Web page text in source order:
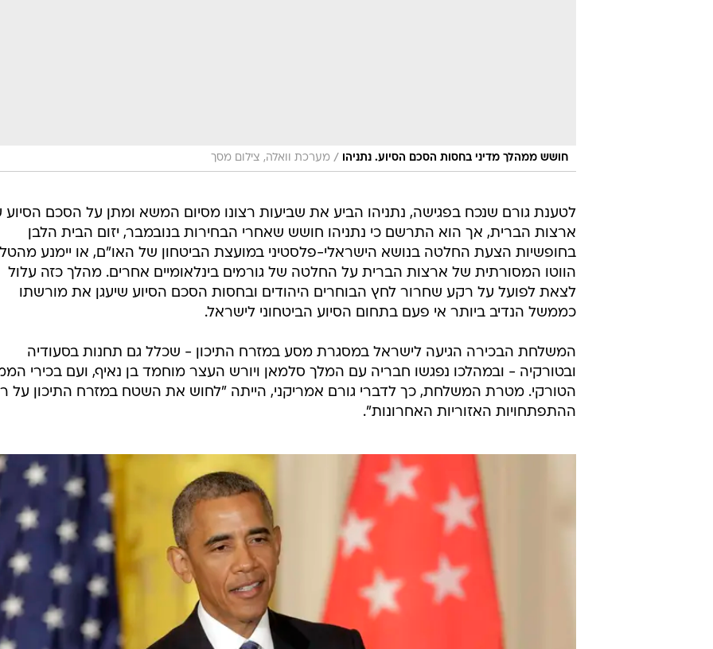
חושש ממהלך מדיני בחסות הסכם הסיוע. נתניהו / מערכת וואלה, צילום מסך
לטענת גורם שנכח בפגישה, נתניהו הביע את שביעות רצונו מסיום המשא ומתן על הסכם הסיוע
ארצות הברית, אך הוא התרשם כי נתניהו חושש שאחרי הבחירות בנובמבר, יזום הבית הלבן
בחופשיות הצעת החלטה בנושא הישראלי-פלסטיני במועצת הביטחון של האו"ם, או יימנע
הווטו המסורתית של ארצות הברית על החלטה של גורמים בינלאומיים אחרים. מהלך כזה עלול
לצאת לפועל על רקע שחרור לחץ הבוחרים היהודים ובחסות הסכם הסיוע שיעגן את מורשתו
כממשל הנדיב ביותר אי פעם בתחום הסיוע הביטחוני לישראל.
המשלחת הבכירה הגיעה לישראל במסגרת מסע במזרח התיכון - שכלל גם תחנות בסעודיה
ובטורקיה - ובמהלכו נפגשו חבריה עם המלך סלמאן ויורש העצר מוחמד בן נאיף, ועם בכירי
הטורקי. מטרת המשלחת, כך לדברי גורם אמריקני, הייתה "לחוש את השטח במזרח התיכון על
ההתפתחויות האזוריות האחרונות".